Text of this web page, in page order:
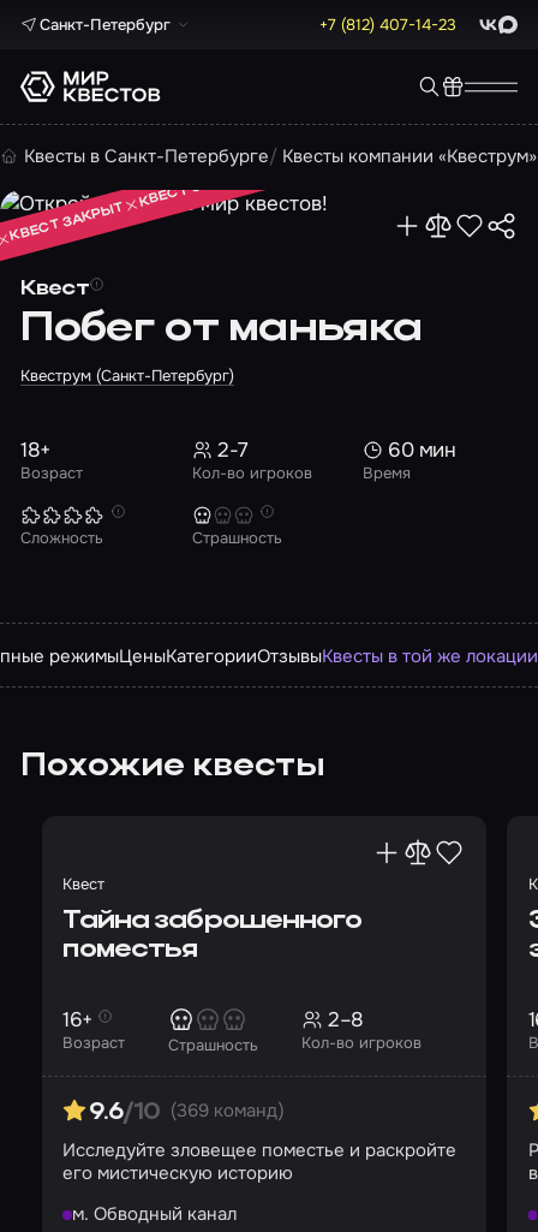
Санкт-Петербург +7 (812) 407-14-23 Max
Квесты в Санкт-Петербурге Квесты компании «Квеструм»
Квест
Побег от маньяка
Квеструм (Санкт-Петербург)
КВЕСТ ЗАКРЫТ
КВЕСТ ЗАКРЫТ
КВЕСТ ЗАКРЫТ
Возраст
18+
Кол-во игроков
2-7
Время
60 мин
Сложность Страшность
режимыЦеныКатегорииОтзывыКвесты в той же локации
Похожие квесты
Квест
Тайна заброшенного
поместья
Возраст
16+
Страшность Кол-во игроков
2–8
9.6/10 (369 команд)
Исследуйте зловещее поместье и раскройте
его мистическую историю
м. Обводный канал